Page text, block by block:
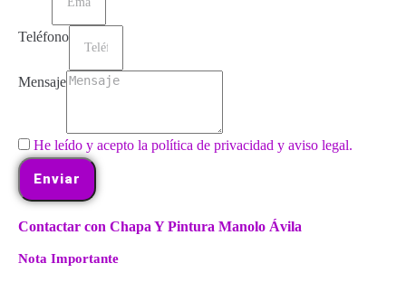
Teléfono
Mensaje
He leído y acepto la política de privacidad y aviso legal.
Enviar
Contactar con Chapa Y Pintura Manolo Ávila
Nota Importante